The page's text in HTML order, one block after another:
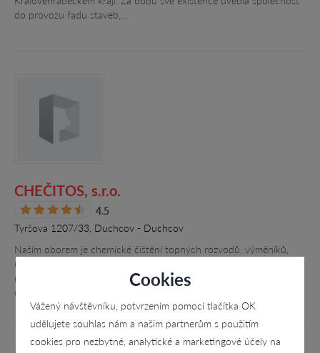
Cookies
Vážený návštěvníku, potvrzením pomocí tlačítka OK
udělujete souhlas nám a našim partnerům s použitím
cookies pro nezbytné, analytické a marketingové účely na
do provozu řadu staveb,…
CHEČITOS, s.r.o.
4.5
Tyršova 1207/33, Duchcov - Duchcov
Naším oborem je chemické čištění topných rozvodů, výměníků,
ústředních topení i teplovodních a chladících okruhů. Provádíme
rozbory technických vod. Neustále zkvalitňujeme své služby, čím je
důkazem…